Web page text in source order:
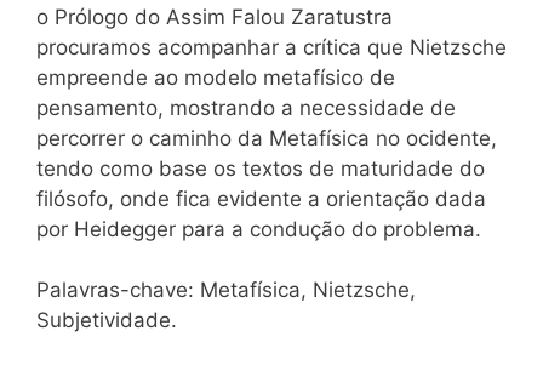
o Prólogo do Assim Falou Zaratustra
procuramos acompanhar a crítica que Nietzsche
empreende ao modelo metafísico de
pensamento, mostrando a necessidade de
percorrer o caminho da Metafísica no ocidente,
tendo como base os textos de maturidade do
filósofo, onde fica evidente a orientação dada
por Heidegger para a condução do problema.
Palavras-chave: Metafísica, Nietzsche,
Subjetividade.